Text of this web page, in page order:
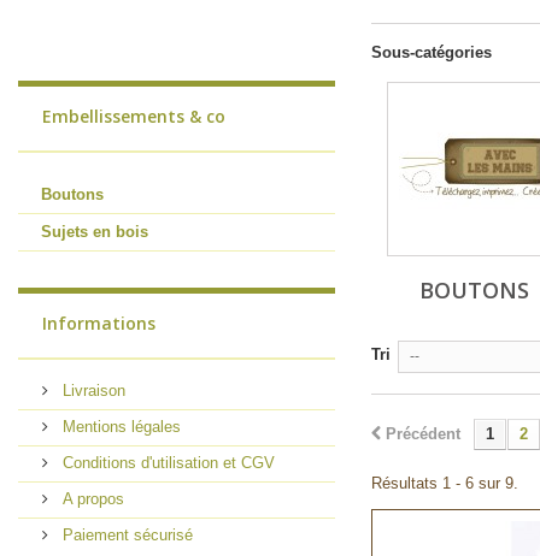
Embellissements & co
Boutons
Sujets en bois
Informations
Livraison
Mentions légales
Conditions d'utilisation et CGV
A propos
Paiement sécurisé
Sous-catégories
BOUTONS
Tri --
Précédent 1 2
Résultats 1 - 6 sur 9.